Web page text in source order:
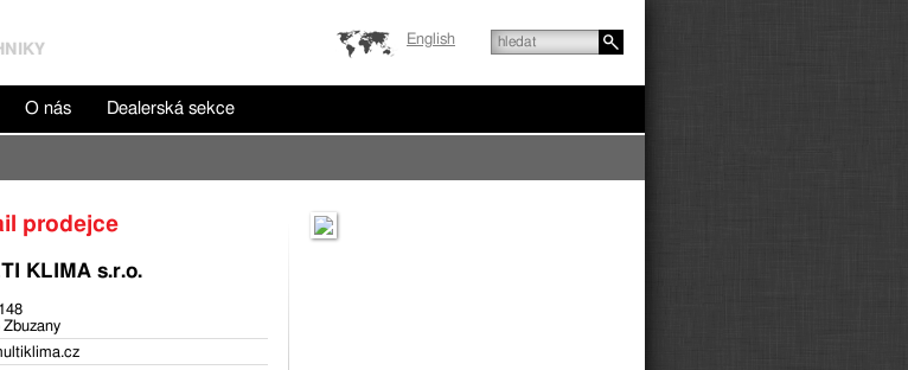
English
O nás Dealerská sekce
prodejce
KLIMA s.r.o.
Zbuzany